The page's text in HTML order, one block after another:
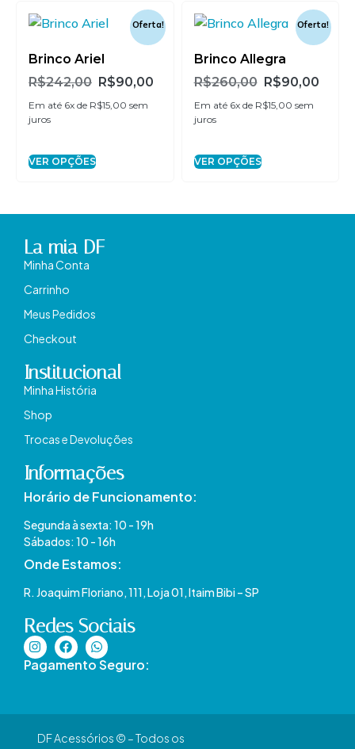
Oferta!
Brinco Ariel
R$242,00 R$90,00
Em até 6x de R$15,00 sem
juros
VER OPÇÕES
Oferta!
Brinco Allegra
R$260,00 R$90,00
Em até 6x de R$15,00 sem
juros
VER OPÇÕES
La mia DF
Minha Conta
Carrinho
Meus Pedidos
Checkout
Institucional
Minha História
Shop
Trocas e Devoluções
Informações
Horário de Funcionamento:
Segunda à sexta: 10 - 19h
Sábados: 10 - 16h
Onde Estamos​:
R. Joaquim Floriano, 111, Loja 01, Itaim Bibi – SP​
Redes Sociais
Pagamento Seguro:
DF Acessórios © – Todos os